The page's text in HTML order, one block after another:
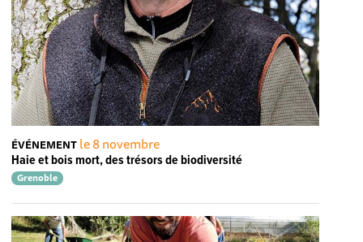
ÉVÉNEMENT le 8 novembre
Haie et bois mort, des trésors de biodiversité
Grenoble